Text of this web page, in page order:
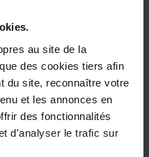
au site de la
des cookies tiers afin
du site, reconnaître votre
et les annonces en
des fonctionnalités
d'analyser le trafic sur